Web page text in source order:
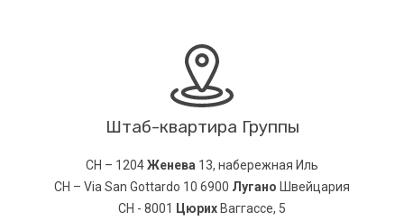
Штаб-квартира Группы
CH – 1204Женева 13, набережная Иль
CH – Via San Gottardo 10 6900 Лугано Швейцария
CH - 8001 ЦюрихВаггассе, 5